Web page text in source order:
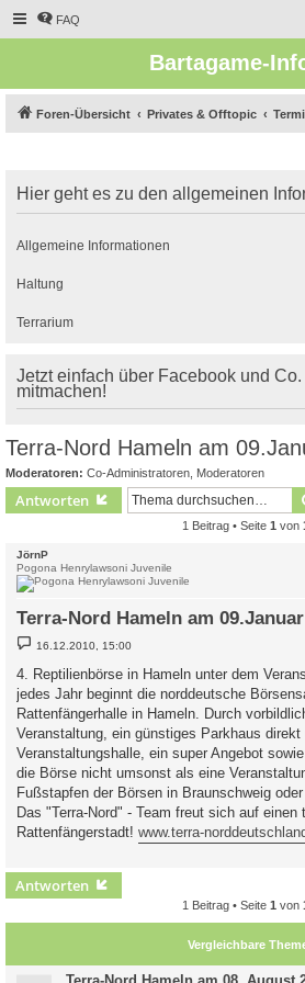
FAQ
Bartagame-
Foren-Übersicht Privates & Offtopic
Hier geht es zu den allgemeinen
Allgemeine Informationen
Haltung
Terrarium
Jetzt einfach über Facebook und
mitmachen!
Terra-Nord Hameln am
Moderatoren: Co-Administratoren Moderatoren
Antworten
1 Beitrag • Seite 1 von
JörnP
Pogona Henrylawsoni Juvenile
Terra-Nord Hameln am 09.Januar
B
e
i
t
r
g
16.12.2010, 15:00
4. Reptilienbörse in Hameln unter dem
jedes Jahr beginnt die norddeutsche
Rattenfängerhalle in Hameln. Durch
Veranstaltung, ein günstiges Parkhaus direkt
Veranstaltungshalle, ein super Angebot
die Börse nicht umsonst als eine
Fußstapfen der Börsen in Braunschweig
Das "Terra-Nord" - Team freut sich auf einen
Rattenfängerstadt! www.terra-
Antworten
1 Beitrag • Seite 1 von
Vergleichbare